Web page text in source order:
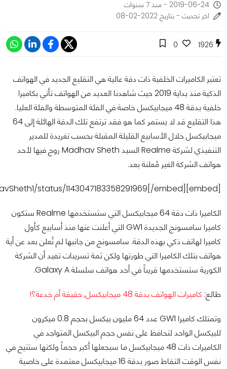
2019-06-24 - منذ 7 سنوات
اخر تحديث - بتاريخ 2022-02-08
1926
0
تعتبر الكاميرات الخلفية ذات دقة عالية هي التقليع الجديد في الهواتف
الذكية منذ بداية 2019 حيث شاهدنا العديد من الهواتف تأتي بكاميرا
خلفية بدقة 48 ميجابيكسل خاصة في الفئة المتوسطة والفئة العليا.
هذا التقليع قد لا يستمر كما هو فقد ترتفع تلك الدقة الهائلة إلى 64
ميجابيكسل خلال الأسابيع القليلة المقبلة بحسب تغريدة للمدير
التنفيذي لشركة Realme السيد Madhav Sheth روج فيها لأحد
هواتف الشركة الغير مُعلنة بعد.
الكاميرا ذات دقة 64 ميجابيكسل التي ستستخدمها Realme ستكون
كاميرا سامسونج الجديدة GW1 التي أعلنت عنها منذ أسابيع كأول
كاميرا لهاتف ذكي بهذه الدقة. سامسونج من جانبها لم تُعلن بعد عن أية
هواتف بتلك الكاميرا التي طورتها ولكن ثمة تسريبات تفيد أن الشركة
الكورية ستستخدمها قريباً في أحد هواتف سلسلة Galaxy A.
طالع: كاميرات الهواتف بدقة 48 ميجابيكسل, حقيقة أم خدعة؟!
وتمتلك كاميرا GW1 عدد 64 مليون بيكسل بحجم 0.8 ميكرون
للبيكسل الواحد لتحافظ على نفس حجم البيكسل المتواجد في
الكاميرات ذات 48 ميجابيكسل ما سيجعلها أكبر حجماً ولكنها ستتيح في
نفس الوقت التقاط صور بدقة 16 ميجابيكسل معتمدة على خاصية